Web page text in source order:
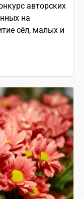
авторских
на
сёл, малых и